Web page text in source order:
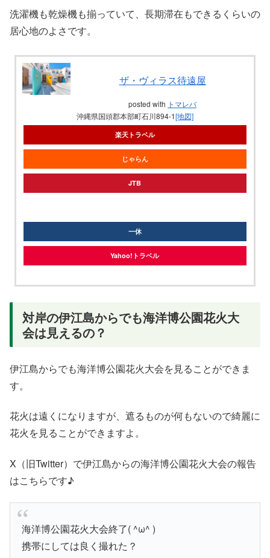
洗濯機も乾燥機も揃っていて、長期滞在もできるくらいの
居心地のよさです。
ザ・ヴィラス待遠屋
posted with トマレバ
沖縄県国頭郡本部町石川894-1[地図]
楽天トラベル
じゃらん
JTB
一休
Yahoo!トラベル
対岸の伊江島からでも海洋博公園花火大
会は見えるの？
伊江島からでも海洋博公園花火大会を見ることができま
す。
花火は遠くになりますが、遮るものが何もないので綺麗に
花火を見ることができますよ。
X（旧Twitter）で伊江島からの海洋博公園花火大会の報告
はこちらです♪
海洋博公園花火大会終了( ^ω^ )
携帯にしては良く撮れた？